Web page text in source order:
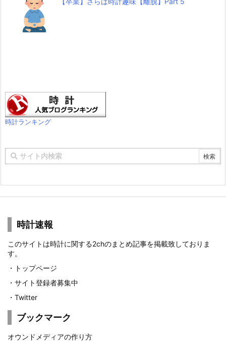
時計ランキング
時計速報
このサイトは時計に関する2chのまとめ記事を掲載致しておりま
す。
・ トップページ
・ サイト登録者募集中
・ Twitter
ブックマーク
オウンドメディアの作り方